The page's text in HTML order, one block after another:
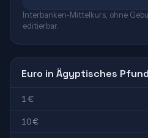
Interbanken-Mittelkurs, ohne
editierbar.
Euro in Ägyptisches Pfund
1 €
10 €